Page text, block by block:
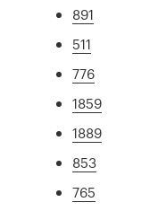
891
511
776
1859
1889
853
765